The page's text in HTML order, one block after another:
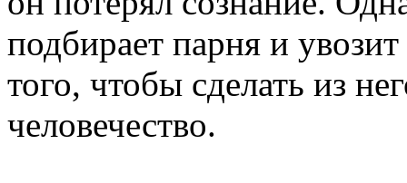
подбирает парня и
того, чтобы сделать из
человечество.